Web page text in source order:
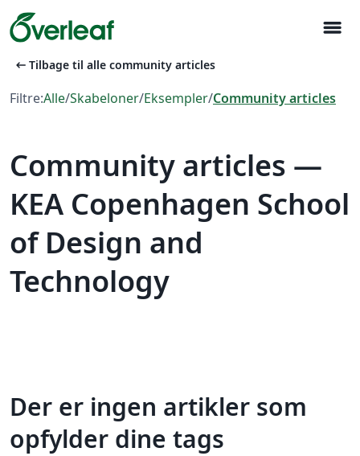
menu
arrow_left_alt Tilbage til alle community articles
Filtre:Alle/Skabeloner/Eksempler/Community articles
Community articles —
KEA Copenhagen School
of Design and
Technology
Der er ingen artikler som
opfylder dine tags